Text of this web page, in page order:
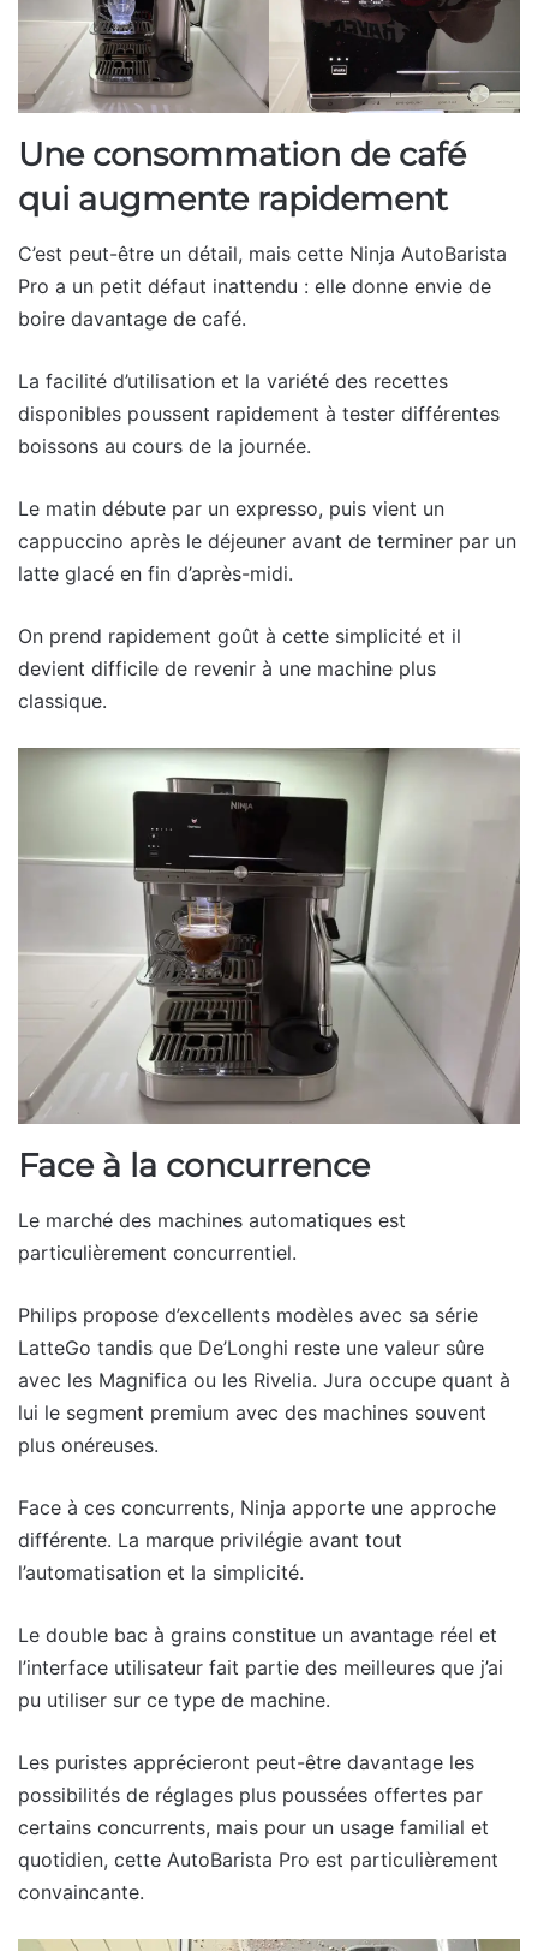
Une consommation de café
qui augmente rapidement
C’est peut-être un détail, mais cette Ninja AutoBarista
Pro a un petit défaut inattendu : elle donne envie de
boire davantage de café.
La facilité d’utilisation et la variété des recettes
disponibles poussent rapidement à tester différentes
boissons au cours de la journée.
Le matin débute par un expresso, puis vient un
cappuccino après le déjeuner avant de terminer par un
latte glacé en fin d’après-midi.
On prend rapidement goût à cette simplicité et il
devient difficile de revenir à une machine plus
classique.
Face à la concurrence
Le marché des machines automatiques est
particulièrement concurrentiel.
Philips propose d’excellents modèles avec sa série
LatteGo tandis que De’Longhi reste une valeur sûre
avec les Magnifica ou les Rivelia. Jura occupe quant à
lui le segment premium avec des machines souvent
plus onéreuses.
Face à ces concurrents, Ninja apporte une approche
différente. La marque privilégie avant tout
l’automatisation et la simplicité.
Le double bac à grains constitue un avantage réel et
l’interface utilisateur fait partie des meilleures que j’ai
pu utiliser sur ce type de machine.
Les puristes apprécieront peut-être davantage les
possibilités de réglages plus poussées offertes par
certains concurrents, mais pour un usage familial et
quotidien, cette AutoBarista Pro est particulièrement
convaincante.